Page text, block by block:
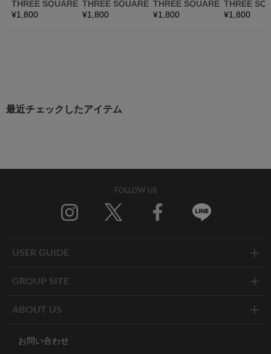
最近チェックしたアイテム
FOLLOW US
USER GUIDE
GROUP SITE
ABOUT US
お問い合わせ